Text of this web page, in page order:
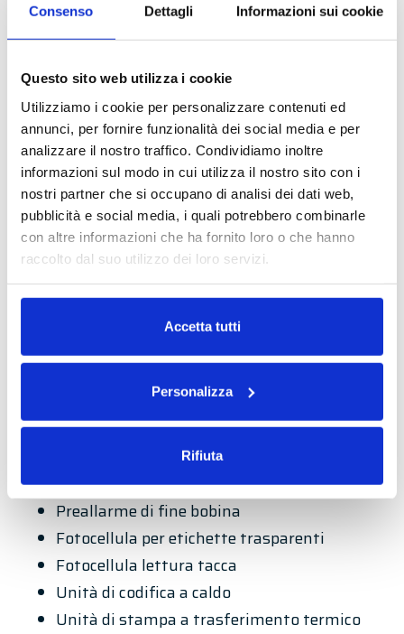
Consenso Dettagli Informazioni sui cookie
Questo sito web utilizza i cookie
Utilizziamo i cookie per personalizzare contenuti ed
annunci, per fornire funzionalità dei social media e per
analizzare il nostro traffico. Condividiamo inoltre
informazioni sul modo in cui utilizza il nostro sito con i
nostri partner che si occupano di analisi dei dati web,
pubblicità e social media, i quali potrebbero combinarle
con altre informazioni che ha fornito loro o che hanno
raccolto dal suo utilizzo dei loro servizi.
Leggi la nostra
Accetta tutti
Personalizza
Rifiuta
Caratteristiche standard
Etichettatrice LABELX 140 ES
Gruppo regolazione micrometrica
orizzontale e verticale con indicatori
numerici di posizione
Modulo di trasporto a cinghia piana
Dispositivo rotazione prodotto a tre rulli
Sincronizzazione automatica delle velocità
Struttura portante MODULARE in acciaio
verniciato (inox su richiesta)
Elettronica centralizzata con pannello
funzionamento
Accessori opzionali
LABELX 250 ES
Preallarme di fine bobina
Fotocellula per etichette trasparenti
Fotocellula lettura tacca
Unità di codifica a caldo
Unità di stampa a trasferimento termico